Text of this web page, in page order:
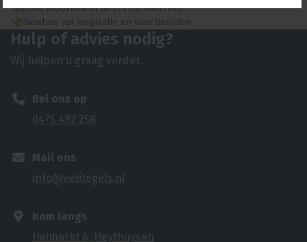
Groot assortiment direct op voorraad
Showtuin vol inspiratie en voorbeelden
Hulp of advies nodig?
Wij helpen u graag verder.
Bel ons op
0475 492 258
Mail ons
info@vetitegels.nl
Kom langs
Heimarkt 6, Heythuysen